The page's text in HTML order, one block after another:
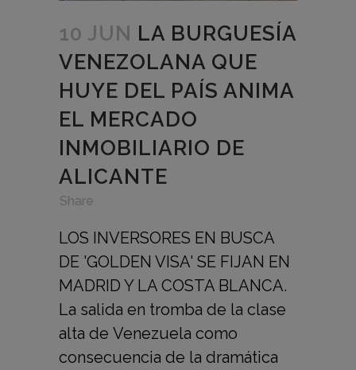
10 JUN LA BURGUESÍA
VENEZOLANA QUE
HUYE DEL PAÍS ANIMA
EL MERCADO
INMOBILIARIO DE
ALICANTE
Share
LOS INVERSORES EN BUSCA
DE 'GOLDEN VISA' SE FIJAN EN
MADRID Y LA COSTA BLANCA.
La salida en tromba de la clase
alta de Venezuela como
consecuencia de la dramática